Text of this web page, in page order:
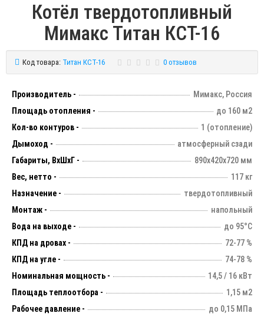
Котёл твердотопливный
Мимакс Титан КСТ-16
Код товара: Титан КСТ-16 0 отзывов
Производитель -
Мимакс, Россия
Площадь отопления -
до 160 м2
Кол-во контуров -
1 (отопление)
Дымоход -
атмосферный сзади
Габариты, ВхШхГ -
890х420х720 мм
Вес, нетто -
117 кг
Назначение -
твердотопливный
Монтаж -
напольный
Вода на выходе -
до 95°C
КПД на дровах -
72-77 %
КПД на угле -
74-78 %
Номинальная мощность -
14,5 / 16 кВт
Площадь теплоотбора -
1,15 м2
Рабочее давление -
до 0,15 МПа